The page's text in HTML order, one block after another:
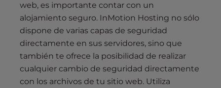
web, es importante contar con un
alojamiento seguro. InMotion Hosting no sólo
dispone de varias capas de seguridad
directamente en sus servidores, sino que
también te ofrece la posibilidad de realizar
cualquier cambio de seguridad directamente
con los archivos de tu sitio web. Utiliza